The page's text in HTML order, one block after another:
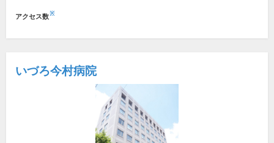
アクセス数※
いづろ今村病院